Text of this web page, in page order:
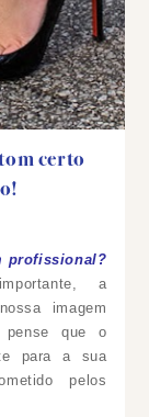
certo
profissional?
a
imagem
pense que o
para a sua
pelos